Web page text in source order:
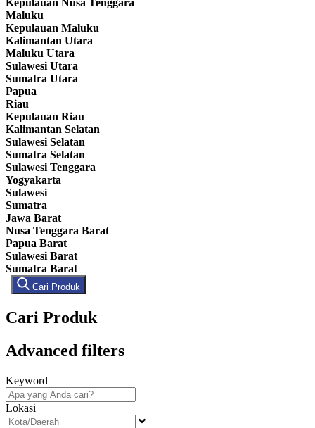
Kepulauan Nusa Tenggara
Maluku
Kepulauan Maluku
Kalimantan Utara
Maluku Utara
Sulawesi Utara
Sumatra Utara
Papua
Riau
Kepulauan Riau
Kalimantan Selatan
Sulawesi Selatan
Sumatra Selatan
Sulawesi Tenggara
Yogyakarta
Sulawesi
Sumatra
Jawa Barat
Nusa Tenggara Barat
Papua Barat
Sulawesi Barat
Sumatra Barat
Cari Produk
Cari Produk
Advanced filters
Keyword
Lokasi